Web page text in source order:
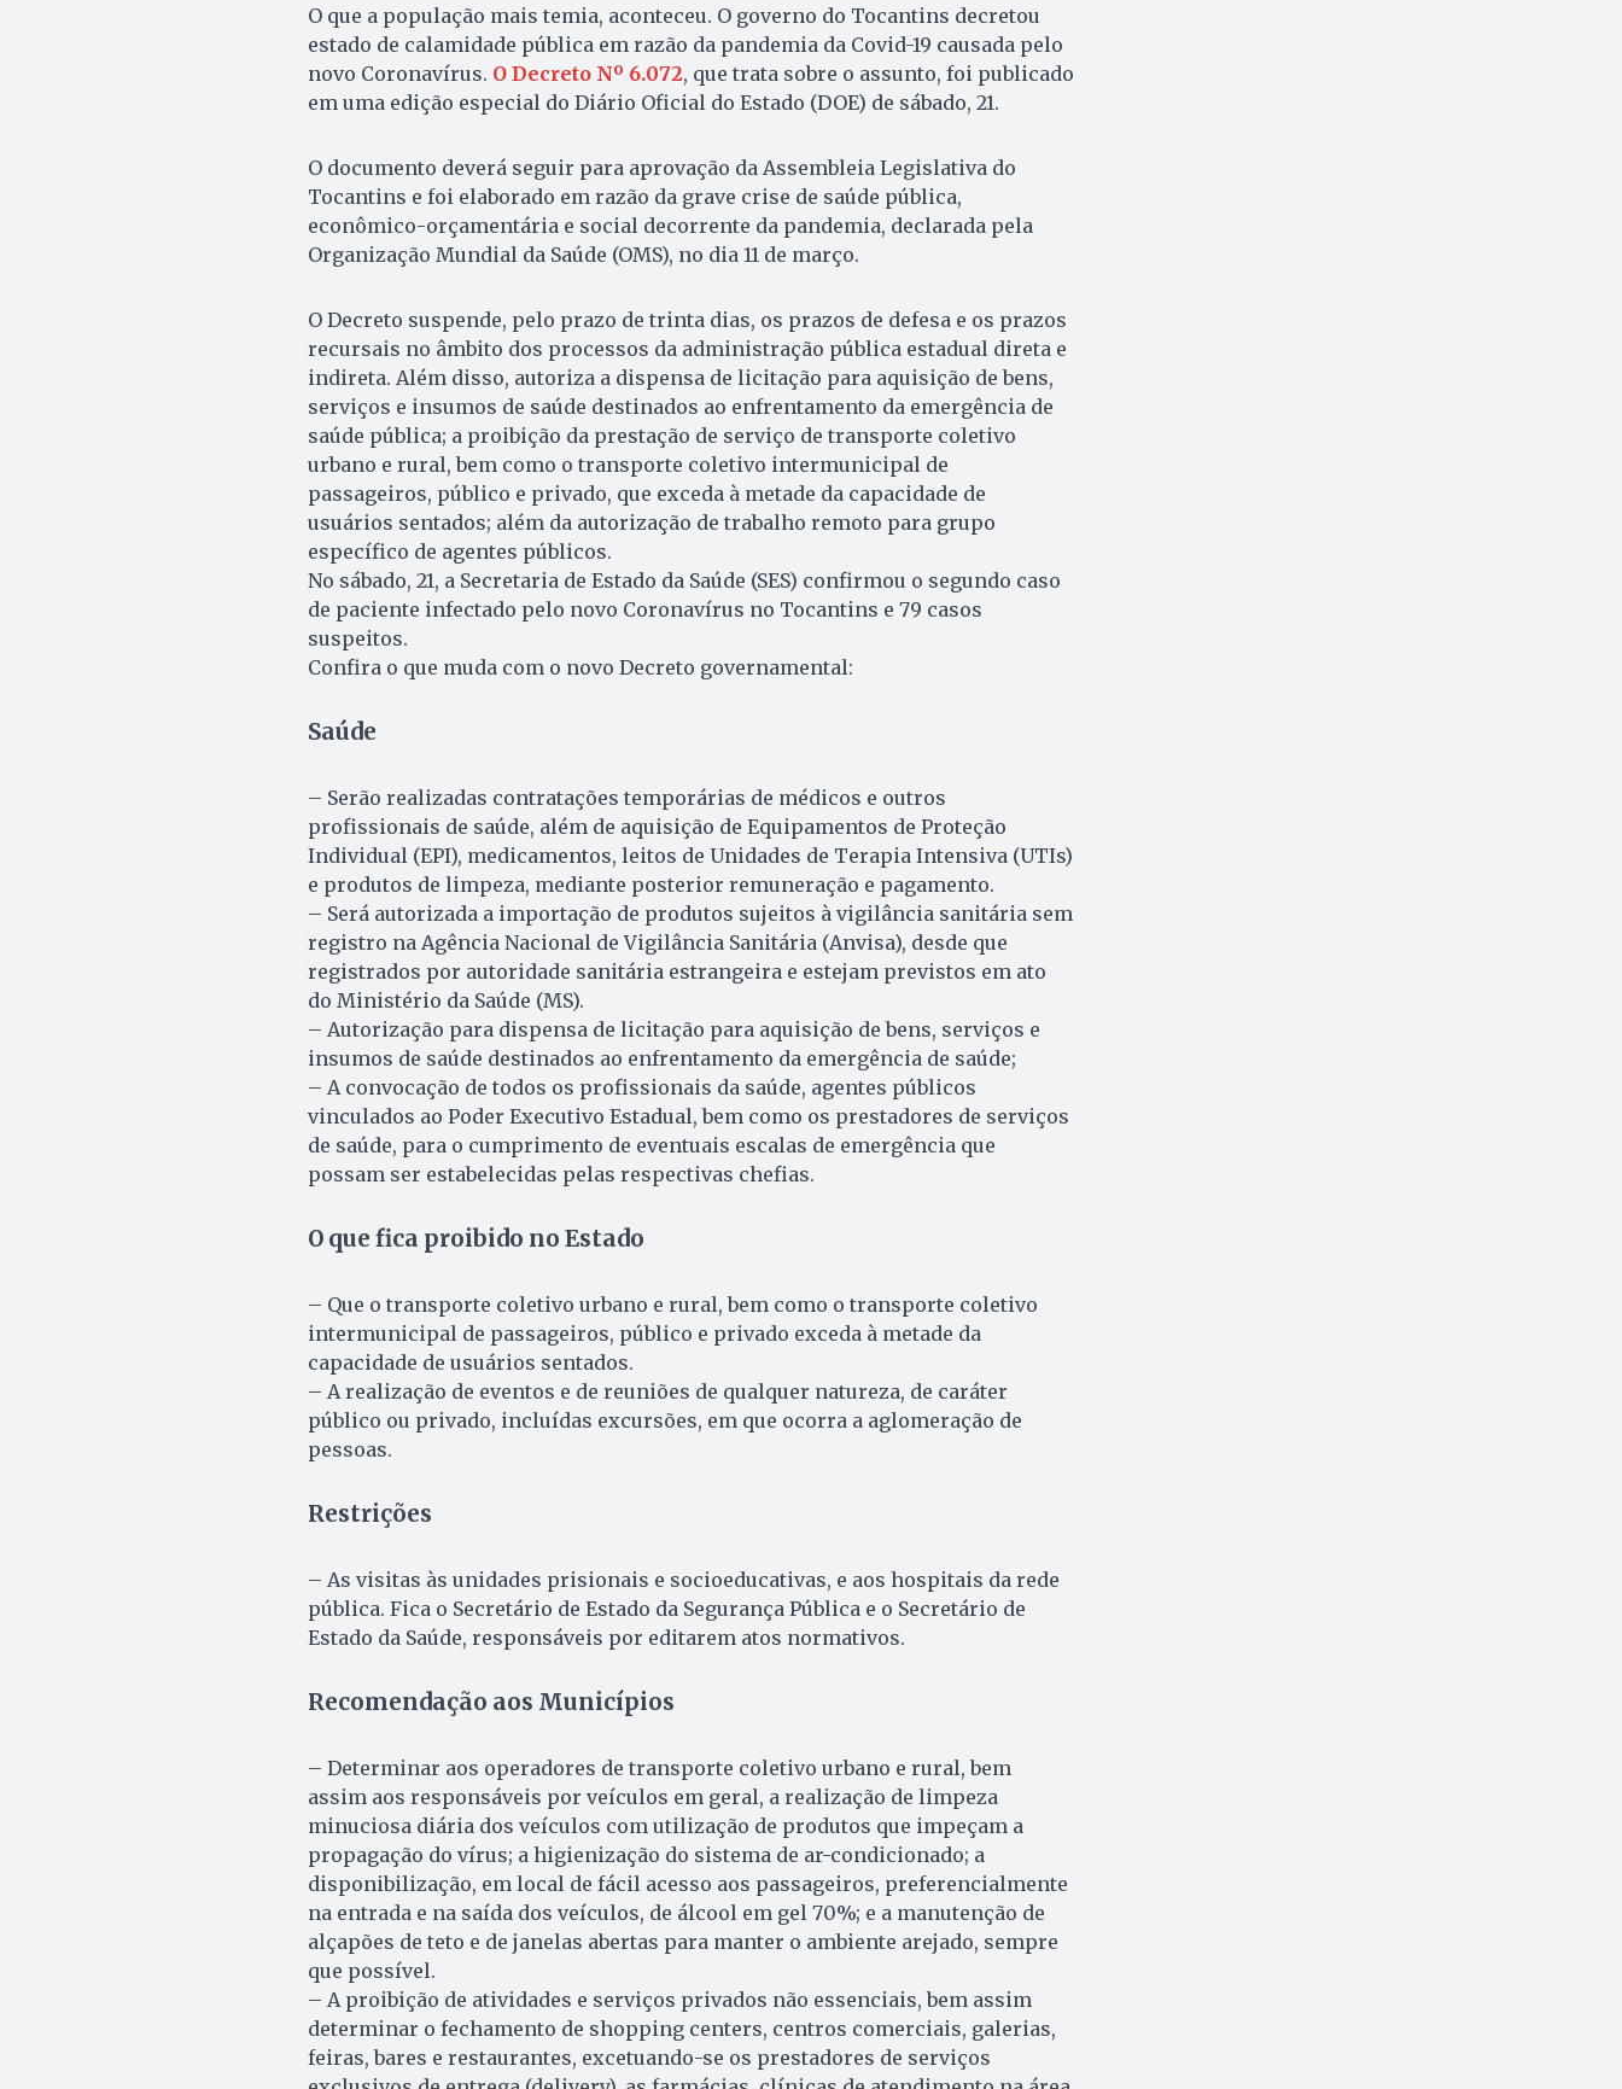
O que a população mais temia, aconteceu. O governo do Tocantins decretou
estado de calamidade pública em razão da pandemia da Covid-19 causada pelo
novo Coronavírus. O Decreto Nº 6.072, que trata sobre o assunto, foi publicado
em uma edição especial do Diário Oficial do Estado (DOE) de sábado, 21.
O documento deverá seguir para aprovação da Assembleia Legislativa do
Tocantins e foi elaborado em razão da grave crise de saúde pública,
econômico-orçamentária e social decorrente da pandemia, declarada pela
Organização Mundial da Saúde (OMS), no dia 11 de março.
O Decreto suspende, pelo prazo de trinta dias, os prazos de defesa e os prazos
recursais no âmbito dos processos da administração pública estadual direta e
indireta. Além disso, autoriza a dispensa de licitação para aquisição de bens,
serviços e insumos de saúde destinados ao enfrentamento da emergência de
saúde pública; a proibição da prestação de serviço de transporte coletivo
urbano e rural, bem como o transporte coletivo intermunicipal de
passageiros, público e privado, que exceda à metade da capacidade de
usuários sentados; além da autorização de trabalho remoto para grupo
específico de agentes públicos.
No sábado, 21, a Secretaria de Estado da Saúde (SES) confirmou o segundo caso
de paciente infectado pelo novo Coronavírus no Tocantins e 79 casos
suspeitos.
Confira o que muda com o novo Decreto governamental:
Saúde
– Serão realizadas contratações temporárias de médicos e outros
profissionais de saúde, além de aquisição de Equipamentos de Proteção
Individual (EPI), medicamentos, leitos de Unidades de Terapia Intensiva (UTIs)
e produtos de limpeza, mediante posterior remuneração e pagamento.
– Será autorizada a importação de produtos sujeitos à vigilância sanitária sem
registro na Agência Nacional de Vigilância Sanitária (Anvisa), desde que
registrados por autoridade sanitária estrangeira e estejam previstos em ato
do Ministério da Saúde (MS).
– Autorização para dispensa de licitação para aquisição de bens, serviços e
insumos de saúde destinados ao enfrentamento da emergência de saúde;
– A convocação de todos os profissionais da saúde, agentes públicos
vinculados ao Poder Executivo Estadual, bem como os prestadores de serviços
de saúde, para o cumprimento de eventuais escalas de emergência que
possam ser estabelecidas pelas respectivas chefias.
O que fica proibido no Estado
– Que o transporte coletivo urbano e rural, bem como o transporte coletivo
intermunicipal de passageiros, público e privado exceda à metade da
capacidade de usuários sentados.
– A realização de eventos e de reuniões de qualquer natureza, de caráter
público ou privado, incluídas excursões, em que ocorra a aglomeração de
pessoas.
Restrições
– As visitas às unidades prisionais e socioeducativas, e aos hospitais da rede
pública. Fica o Secretário de Estado da Segurança Pública e o Secretário de
Estado da Saúde, responsáveis por editarem atos normativos.
Recomendação aos Municípios
– Determinar aos operadores de transporte coletivo urbano e rural, bem
assim aos responsáveis por veículos em geral, a realização de limpeza
minuciosa diária dos veículos com utilização de produtos que impeçam a
propagação do vírus; a higienização do sistema de ar-condicionado; a
disponibilização, em local de fácil acesso aos passageiros, preferencialmente
na entrada e na saída dos veículos, de álcool em gel 70%; e a manutenção de
alçapões de teto e de janelas abertas para manter o ambiente arejado, sempre
que possível.
– A proibição de atividades e serviços privados não essenciais, bem assim
determinar o fechamento de shopping centers, centros comerciais, galerias,
feiras, bares e restaurantes, excetuando-se os prestadores de serviços